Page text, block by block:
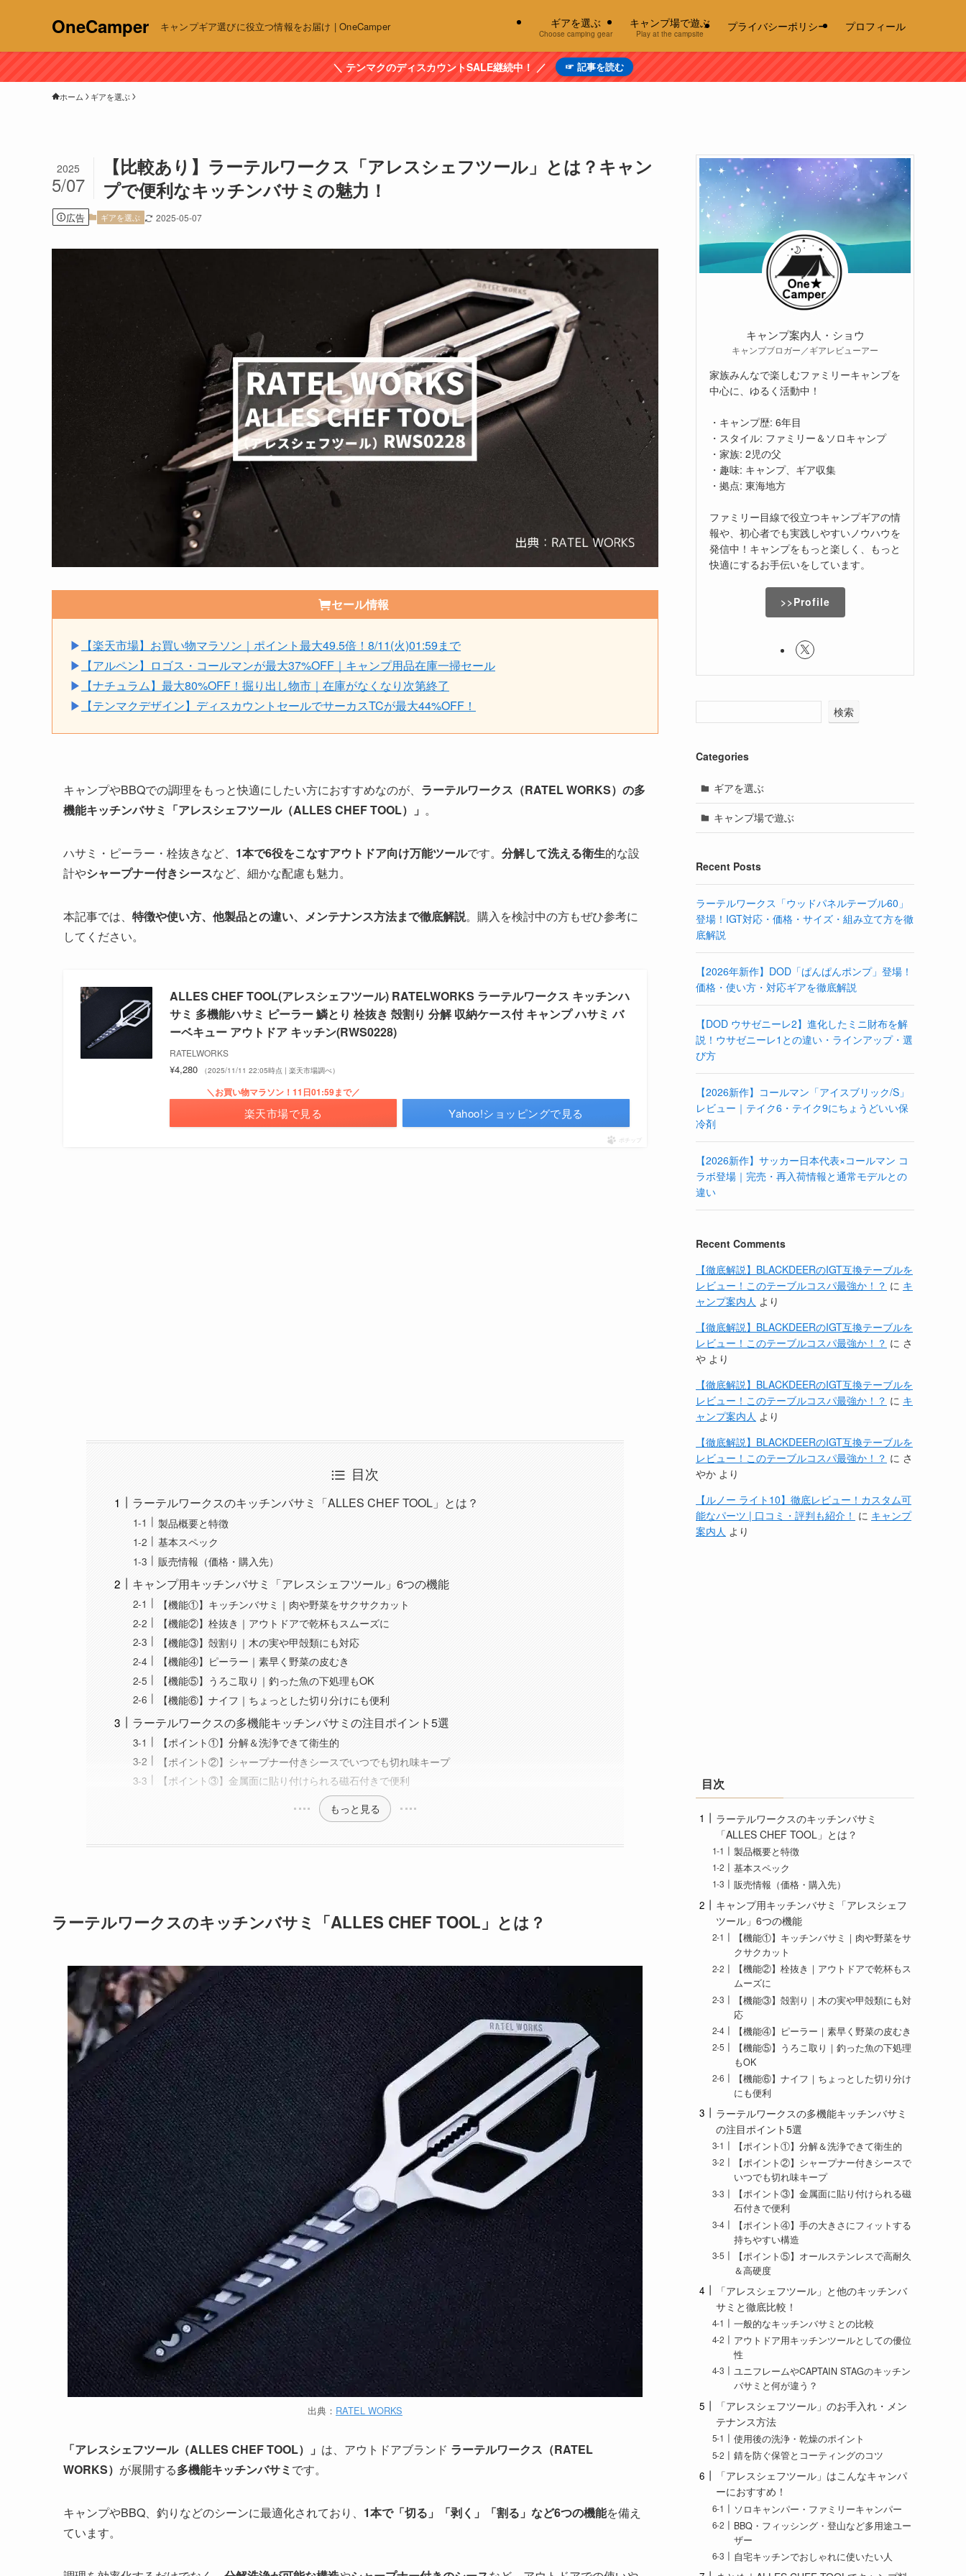
OneCamper キャンプギア選びに役立つ情報をお届け | OneCamper ギアを選ぶ
Choose camping gear
キャンプ場で遊ぶ
Play at the campsite
プライバシーポリシー プロフィール
＼ テンマクのディスカウントSALE継続中！ ／ ☞ 記事を読む
ホーム ギアを選ぶ
【比較あり】ラーテルワークス「アレスシェフツール」とは？キャン
プで便利なキッチンバサミの魅力！
2025
5/07
広告 ギアを選ぶ 2025-05-07
セール情報
▶ 【楽天市場】お買い物マラソン｜ポイント最大49.5倍！8/11(火)01:59まで
▶ 【アルペン】ロゴス・コールマンが最大37%OFF｜キャンプ用品在庫一掃セール
▶ 【ナチュラム】最大80%OFF！掘り出し物市｜在庫がなくなり次第終了
▶ 【テンマクデザイン】ディスカウントセールでサーカスTCが最大44%OFF！
キャンプやBBQでの調理をもっと快適にしたい方におすすめなのが、 ラーテルワークス（RATEL WORKS）の多
機能キッチンバサミ「アレスシェフツール（ALLES CHEF TOOL）」 。
ハサミ・ピーラー・栓抜きなど、 1本で6役をこなすアウトドア向け万能ツールです。 分解して洗える衛生的な設
計やシャープナー付きシースなど、細かな配慮も魅力。
本記事では、 特徴や使い方、他製品との違い、メンテナンス方法まで徹底解説。購入を検討中の方もぜひ参考に
してください。
ALLES CHEF TOOL(アレスシェフツール) RATELWORKS ラーテルワークス キッチンハ
サミ 多機能ハサミ ピーラー 鱗とり 栓抜き 殻割り 分解 収納ケース付 キャンプ ハサミ バ
ーベキュー アウトドア キッチン(RWS0228)
RATELWORKS
¥4,280 （2025/11/11 22:05時点 | 楽天市場調べ）
＼お買い物マラソン！11日01:59まで／
楽天市場で見る Yahoo!ショッピングで見る
ポチップ
目次
ラーテルワークスのキッチンバサミ「ALLES CHEF TOOL」とは？
製品概要と特徴
基本スペック
販売情報（価格・購入先）
キャンプ用キッチンバサミ「アレスシェフツール」6つの機能
【機能①】キッチンバサミ｜肉や野菜をサクサクカット
【機能②】栓抜き｜アウトドアで乾杯もスムーズに
【機能③】殻割り｜木の実や甲殻類にも対応
【機能④】ピーラー｜素早く野菜の皮むき
【機能⑤】うろこ取り｜釣った魚の下処理もOK
【機能⑥】ナイフ｜ちょっとした切り分けにも便利
ラーテルワークスの多機能キッチンバサミの注目ポイント5選
【ポイント①】分解＆洗浄できて衛生的
【ポイント②】シャープナー付きシースでいつでも切れ味キープ
【ポイント③】金属面に貼り付けられる磁石付きで便利
もっと見る
ラーテルワークスのキッチンバサミ「ALLES CHEF TOOL」とは？
出典： RATEL WORKS
「アレスシェフツール（ALLES CHEF TOOL）」 は、アウトドアブランド ラーテルワークス（RATEL
WORKS） が展開する多機能キッチンバサミ です。
キャンプやBBQ、釣りなどのシーンに最適化されており、 1本で「切る」「剥く」「割る」など6つの機能を備え
ています。
キャンプ案内人・ショウ
キャンプブロガー／ギアレビューアー
家族みんなで楽しむファミリーキャンプを
中心に、ゆるく活動中！
・キャンプ歴: 6年目
・スタイル: ファミリー＆ソロキャンプ
・家族: 2児の父
・趣味: キャンプ、ギア収集
・拠点: 東海地方
ファミリー目線で役立つキャンプギアの情
報や、初心者でも実践しやすいノウハウを
発信中！キャンプをもっと楽しく、もっと
快適にするお手伝いをしています。
>>Profile
検索
Categories
ギアを選ぶ
キャンプ場で遊ぶ
Recent Posts
ラーテルワークス「ウッドパネルテーブル60」
登場！IGT対応・価格・サイズ・組み立て方を徹
底解説
【2026年新作】DOD「ぱんぱんポンプ」登場！
価格・使い方・対応ギアを徹底解説
【DOD ウサゼニーレ2】進化したミニ財布を解
説！ウサゼニーレ1との違い・ラインアップ・選
び方
【2026新作】コールマン「アイスブリック/S」
レビュー｜テイク6・テイク9にちょうどいい保
冷剤
【2026新作】サッカー日本代表×コールマン コ
ラボ登場｜完売・再入荷情報と通常モデルとの
違い
Recent Comments
【徹底解説】BLACKDEERのIGT互換テーブルを
レビュー！このテーブルコスパ最強か！？ に キ
ャンプ案内人 より
【徹底解説】BLACKDEERのIGT互換テーブルを
レビュー！このテーブルコスパ最強か！？ に さ
や より
【徹底解説】BLACKDEERのIGT互換テーブルを
レビュー！このテーブルコスパ最強か！？ に キ
ャンプ案内人 より
【徹底解説】BLACKDEERのIGT互換テーブルを
レビュー！このテーブルコスパ最強か！？ に さ
やか より
【ルノー ライト10】徹底レビュー！カスタム可
能なパーツ | 口コミ・評判も紹介！ に キャンプ
案内人 より
目次
ラーテルワークスのキッチンバサミ
「ALLES CHEF TOOL」とは？
製品概要と特徴
基本スペック
販売情報（価格・購入先）
キャンプ用キッチンバサミ「アレスシェフ
ツール」6つの機能
【機能①】キッチンバサミ｜肉や野菜をサ
クサクカット
【機能②】栓抜き｜アウトドアで乾杯もス
ムーズに
【機能③】殻割り｜木の実や甲殻類にも対
応
【機能④】ピーラー｜素早く野菜の皮むき
【機能⑤】うろこ取り｜釣った魚の下処理
もOK
【機能⑥】ナイフ｜ちょっとした切り分け
にも便利
ラーテルワークスの多機能キッチンバサミ
の注目ポイント5選
【ポイント①】分解＆洗浄できて衛生的
【ポイント②】シャープナー付きシースで
いつでも切れ味キープ
【ポイント③】金属面に貼り付けられる磁
石付きで便利
【ポイント④】手の大きさにフィットする
持ちやすい構造
【ポイント⑤】オールステンレスで高耐久
＆高硬度
「アレスシェフツール」と他のキッチンバ
サミと徹底比較！
一般的なキッチンバサミとの比較
アウトドア用キッチンツールとしての優位
性
ユニフレームやCAPTAIN STAGのキッチン
バサミと何が違う？
「アレスシェフツール」のお手入れ・メン
テナンス方法
使用後の洗浄・乾燥のポイント
錆を防ぐ保管とコーティングのコツ
「アレスシェフツール」はこんなキャンパ
ーにおすすめ！
ソロキャンパー・ファミリーキャンパー
BBQ・フィッシング・登山など多用途ユー
ザー
自宅キッチンでおしゃれに使いたい人